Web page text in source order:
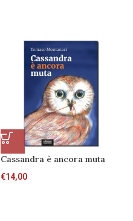
Cassandra è ancora muta
€14,00